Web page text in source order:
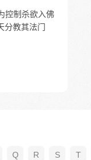
控制杀欲入佛
分教其法门
Q R S T